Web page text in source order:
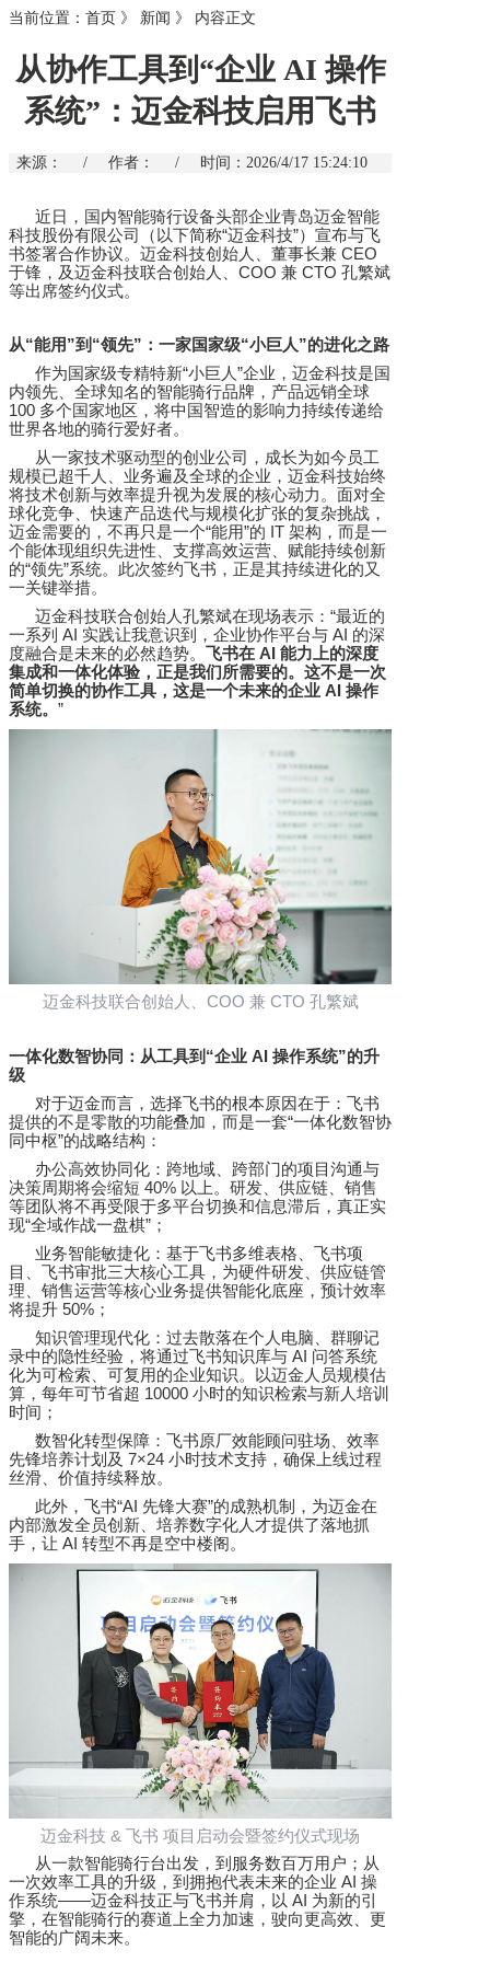
当前位置： 首页 》 新闻 》 内容正文
从协作工具到“企业 AI 操作
系统”：迈金科技启用飞书
来源： / 作者： / 时间：2026/4/17 15:24:10
近日，国内智能骑行设备头部企业青岛迈金智能
科技股份有限公司（以下简称“迈金科技”）宣布与飞
书签署合作协议。迈金科技创始人、董事长兼 CEO
于锋，及迈金科技联合创始人、 COO 兼 CTO 孔繁斌
等出席签约仪式。
从“能用”到 “领先” ：一家国家级“小巨人”的进化之路
作为国家级专精特新“小巨人”企业，迈金科技是国
内领先、全球知名的智能骑行品牌，产品远销全球
100 多个国家地区，将中国智造的影响力持续传递给
世界各地的骑行爱好者。
从一家技术驱动型的创业公司，成长为如今员工
规模已超千人、业务遍及全球的企业，迈金科技始终
将技术创新与效率提升视为发展的核心动力。面对全
球化竞争、快速产品迭代与规模化扩张的复杂挑战，
迈金需要的，不再只是一个“能用”的 IT 架构，而是一
个能体现组织先进性、支撑高效运营、赋能持续创新
的“领先”系统。此次签约飞书，正是其持续进化的又
一关键举措。
迈金科技联合创始人孔繁斌在现场表示： “最近的
一系列 AI 实践让我意识到，企业协作平台与 AI 的深
度融合是未来的必然趋势。 飞书在 AI 能力上的深度
集成和一体化体验，正是我们所需要的。这不是一次
简单切换的协作工具，这是一个未来的企业 AI 操作
系统。 ”
迈金科技联合创始人、 COO 兼 CTO 孔繁斌
一体化数智协同：从工具到 “企业 AI 操作系统”的升
级
对于迈金而言，选择飞书的根本原因在于：飞书
提供的不是零散的功能叠加，而是一套“一体化数智协
同中枢”的战略结构：
办公高效协同化：跨地域、跨部门的项目沟通与
决策周期将会缩短 40% 以上。研发、供应链、销售
等团队将不再受限于多平台切换和信息滞后，真正实
现“全域作战一盘棋” ；
业务智能敏捷化：基于飞书多维表格、飞书项
目、飞书审批三大核心工具，为硬件研发、供应链管
理、销售运营等核心业务提供智能化底座，预计效率
将提升 50% ；
知识管理现代化：过去散落在个人电脑、群聊记
录中的隐性经验，将通过飞书知识库与 AI 问答系统
化为可检索、可复用的企业知识。以迈金人员规模估
算，每年可节省超 10000 小时的知识检索与新人培训
时间；
数智化转型保障：飞书原厂效能顾问驻场、效率
先锋培养计划及 7×24 小时技术支持，确保上线过程
丝滑、价值持续释放。
此外，飞书“AI 先锋大赛”的成熟机制，为迈金在
内部激发全员创新、培养数字化人才提供了落地抓
手，让 AI 转型不再是空中楼阁。
迈金科技 & 飞书 项目启动会暨签约仪式现场
从一款智能骑行台出发，到服务数百万用户；从
一次效率工具的升级，到拥抱代表未来的企业 AI 操
作系统——迈金科技正与飞书并肩，以 AI 为新的引
擎，在智能骑行的赛道上全力加速，驶向更高效、更
智能的广阔未来。